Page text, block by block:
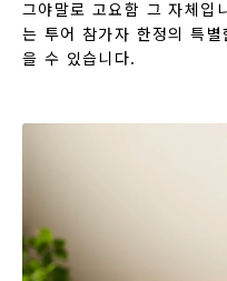
그야말로 고요함 그 자체입
는 투어 참가자 한정의 특
을 수 있습니다.